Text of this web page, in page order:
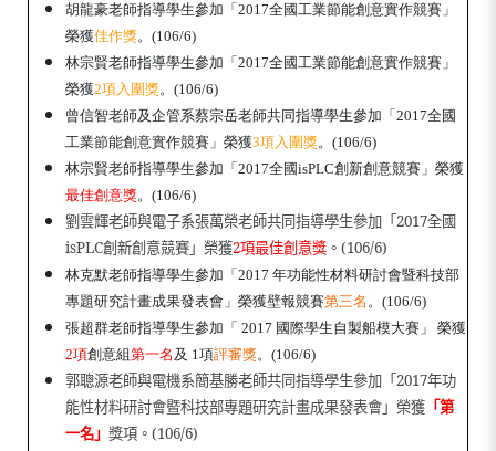
胡龍豪老師指導學生參加「2017全國工業節能創意實作競賽」
榮獲佳作獎。(106/6)
林宗賢老師指導學生參加「2017全國工業節能創意實作競賽」
榮獲2項入圍獎。(106/6)
曾信智老師及企管系蔡宗岳老師共同指導學生參加「2017全國
工業節能創意實作競賽」榮獲3項入 圍獎。(106/6)
林宗賢老師指導學生參加「2017全國isPLC創新創意競賽」榮獲
最佳創意獎。(106/6)
劉雲輝老師與電子系張萬榮老師共同指導學生參加「2017全國
isPLC創新創意競賽」榮獲2項最佳創意獎 。 (106/6)
林克默老師指導學生參加「2017 年功能性材料研討會暨科技部
專題研究計畫成果發表會」榮獲壁報競賽第三名 。(106/6)
張超群老師指導學生參加「 2017 國際學生自製船模大賽」 榮獲
2項創意組第一名 及 1項評審獎。(106/6)
郭聰源老師與電機系簡基勝老師共同指導學生參加「2017年功
能性材料研討會暨科技部專題研究計畫成果發表會」榮獲 「第
一名」 獎項。 (106/6)